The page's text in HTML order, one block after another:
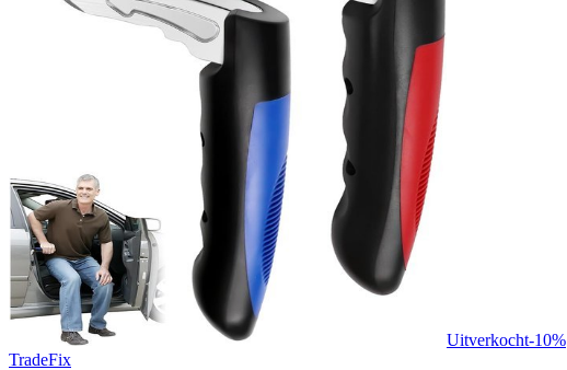
Uitverkocht-10%
TradeFix